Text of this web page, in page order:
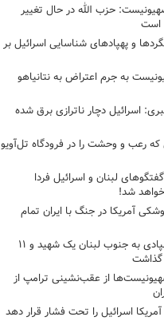
حزب الله در حال تغییر
است
و پهپادهای شناسایی اسرائیل بر
به جرم اعتراض به نتانیاهو
اسرائیل دچار ناترازی برق شده
که رعب و وحشت را در فرودگاه تل‌آویو
لبنان و اسرائیل فردا
خواهد شد!
آمریکا در جنگ با ایران تمام
حمله پهپادی به جنوب لبنان یک شهید و ۱۱
گذاشت
از عقب‌نشینی ترامپ از
اسرائیل را تحت فشار قرار دهد